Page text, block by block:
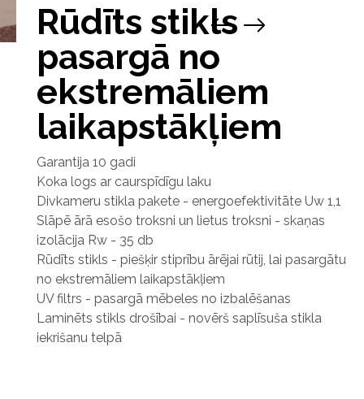
Rūdīts stikls
pasargā no
ekstremāliem
laikapstākļiem
Garantija 10 gadi
Koka logs ar caurspīdīgu laku
Divkameru stikla pakete - energoefektivitāte Uw 1,1
Slāpē ārā esošo troksni un lietus troksni - skaņas
izolācija Rw - 35 db
Rūdīts stikls - piešķir stiprību ārējai rūtij, lai pasargātu
no ekstremāliem laikapstākļiem
UV filtrs - pasargā mēbeles no izbalēšanas
Laminēts stikls drošībai - novērš saplīsuša stikla
iekrišanu telpā